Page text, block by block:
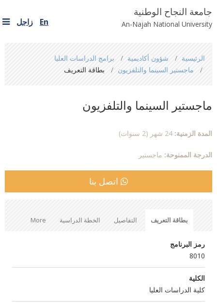
جامعة النجاح الوطنية
An-Najah National University
En زاجل
are
الرئيسية شؤون أكاديمية
برامج الدراسات العليا
ماجستير السينما والتلفزيون
بطاقة التعريف
ماجستير السينما والتلفزيون
المدة الزمنية:
الدرجة الممنوحة: ماجستير
اتصل بنا
بطاقة التعريف التفاصيل الخطة الدراسية More
رمز البرنامج
8010
الكلية
كلية الدراسات العليا